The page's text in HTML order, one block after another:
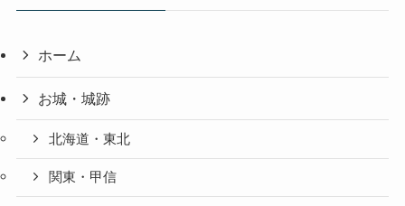
ホーム
お城・城跡
北海道・東北
関東・甲信